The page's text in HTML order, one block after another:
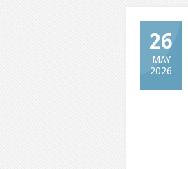
26
MAY
2026